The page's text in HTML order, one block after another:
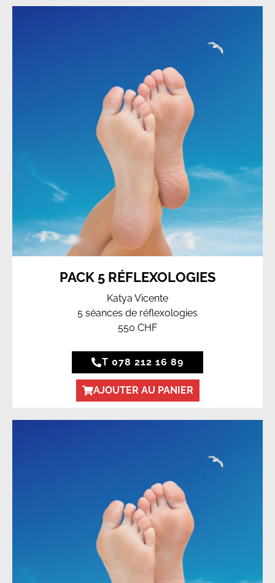
PACK 5 RÉFLEXOLOGIES
Katya Vicente
5 séances de réflexologies
550 CHF
T 078 212 16 89
AJOUTER AU PANIER